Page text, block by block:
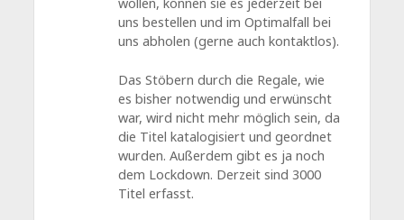
uns bestellen und im Optimalfall bei
uns abholen (gerne auch kontaktlos).
Das Stöbern durch die Regale, wie
es bisher notwendig und erwünscht
war, wird nicht mehr möglich sein, da
die Titel katalogisiert und geordnet
wurden. Außerdem gibt es ja noch
dem Lockdown. Derzeit sind 3000
Titel erfasst.